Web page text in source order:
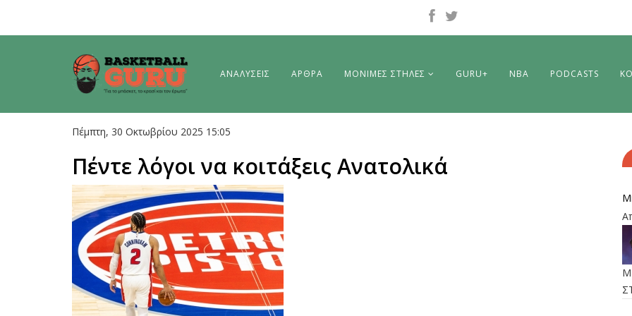
ΑΝΑΛΥΣΕΙΣ ΑΡΘΡΑ ΜΟΝΙΜΕΣ ΣΤΗΛΕΣ GURU+ NBA PODCASTS
Πέμπτη, 30 Οκτωβρίου 2025 15:05
Πέντε λόγοι να κοιτάξεις Ανατολικά